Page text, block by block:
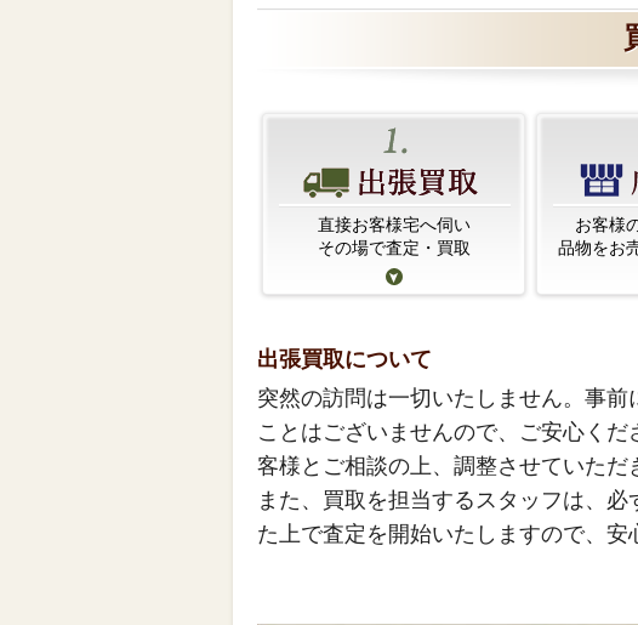
直接お客様宅へ伺い
その場で査定・買取
お客様
品物をお
出張買取について
突然の訪問は一切いたしません。事
ことはございませんので、ご安心く
客様とご相談の上、調整させていただ
また、買取を担当するスタッフは、
た上で査定を開始いたしますので、安